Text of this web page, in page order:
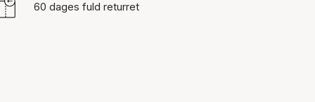
60 dages fuld returret